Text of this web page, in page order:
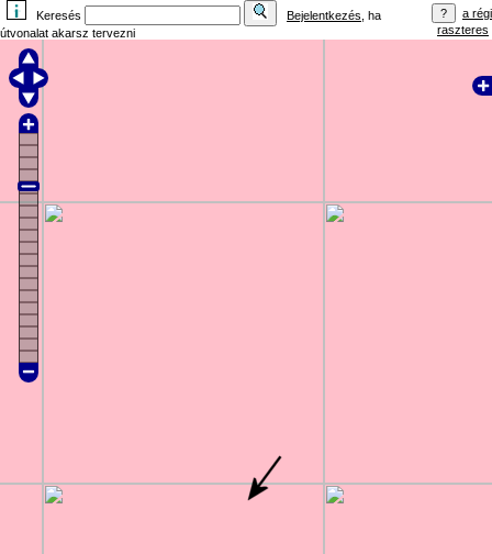
Keresés Bejelentkezés , ha
útvonalat akarsz tervezni
a régi
raszteres